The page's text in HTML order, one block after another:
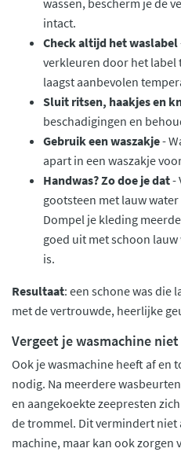
wassen, bescherm je de
intact.
Check altijd het waslabel
verkleuren door het label
laagst aanbevolen
Sluit ritsen, haakjes en
beschadigingen en
Gebruik een waszakje-
apart in een waszakje
Handwas? Zo doe je dat-
gootsteen met lauw
Dompel je kleding
goed uit met schoon
is.
Resultaat: een schone was die
met de vertrouwde, heerlijke
Vergeet je wasmachine niet
Ook je wasmachine heeft af en
nodig. Na meerdere
en aangekoekte zeepresten
de trommel. Dit vermindert niet
machine, maar kan ook zorgen